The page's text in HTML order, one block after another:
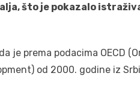
što je pokazalo
je prema podacima OECD
od 2000. godine iz